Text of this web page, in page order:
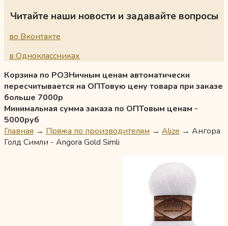
Читайте наши новости и задавайте вопросы
во Вконтакте
в Одноклассниках
Корзина по РОЗНичным ценам автоматически
пересчитывается на ОПТовую цену товара при заказе
больше 7000р
Минимальная сумма заказа по ОПТовым ценам -
5000руб
Главная → Пряжа по производителям → Alize → Ангора
Голд Симли - Angora Gold Simli